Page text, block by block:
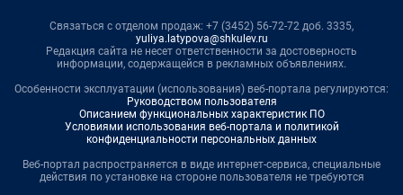
Связаться с отделом продаж: +7 (3452) 56-72-72 доб. 3335,
yuliya.latypova@shkulev.ru
Редакция сайта не несет ответственности за достоверность
информации, содержащейся в рекламных объявлениях.
Особенности эксплуатации (использования) веб-портала регулируются:
Руководством пользователя
Описанием функциональных характеристик ПО
Условиями использования веб-портала и политикой
конфиденциальности персональных данных
Веб-портал распространяется в виде интернет-сервиса, специальные
действия по установке на стороне пользователя не требуются